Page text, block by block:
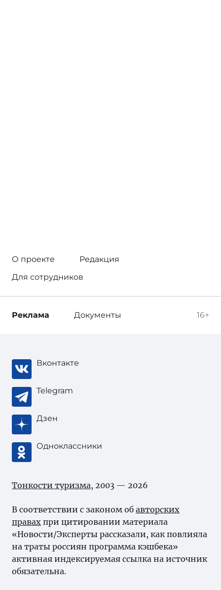
О проекте
Редакция
Для сотрудников
16+
Реклама Документы
Вконтакте
Telegram
Дзен
Одноклассники
Тонкости туризма, 2003 — 2026
В соответствии с законом об авторских
правах при цитировании материала
«Новости/Эксперты рассказали, как повлияла
на траты россиян программа кэшбека»
активная индексируемая ссылка на источник
обязательна.